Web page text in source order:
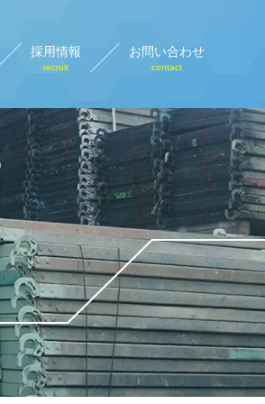
計画図
plan view
採用情報
recruit
お問い合わせ
contact